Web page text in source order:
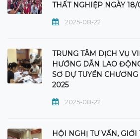
THẤT NGHIỆP NGÀY
2025-08-22
TRUNG TÂM DỊCH VỤ
HƯỚNG DẪN LAO
SƠ DỰ TUYỂN
2025
2025-08-22
HỘI NGHỊ TƯ VẤN, GIỚI